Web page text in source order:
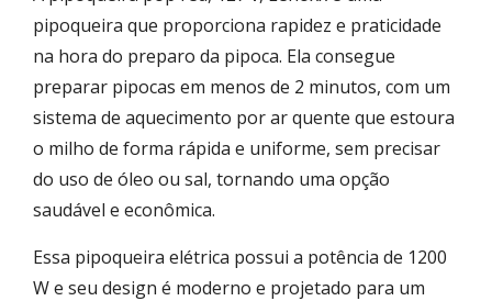
pipoqueira que proporciona rapidez e praticidade
na hora do preparo da pipoca. Ela consegue
preparar pipocas em menos de 2 minutos, com um
sistema de aquecimento por ar quente que estoura
o milho de forma rápida e uniforme, sem precisar
do uso de óleo ou sal, tornando uma opção
saudável e econômica.
Essa pipoqueira elétrica possui a potência de 1200
W e seu design é moderno e projetado para um